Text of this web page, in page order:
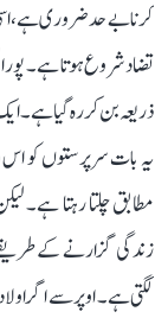
کرنا بے حد ضروری ہے،
تضاد شروع ہوتا ہے۔ پورا
ذریعہ بن کر رہ گیا ہے۔
یہ بات سرپرستوں کو
مطابق چلتا رہتا ہے۔
زندگی گزارنے کے
لگتی ہے۔ اوپر سے اگر